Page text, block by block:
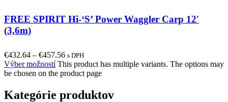
FREE SPIRIT Hi-‘S’ Power Waggler Carp 12′
(3,6m)
€432.64 – €457.56 s DPH
Výber možností This product has multiple variants. The options may
be chosen on the product page
Kategórie produktov